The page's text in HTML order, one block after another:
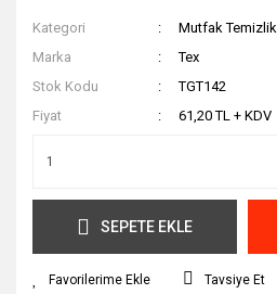
Kategori
Mutfak
Marka
Tex
Stok Kodu
TGT142
Fiyat
61,20 TL + KDV
SEPETE EKLE
Tavsiye Et